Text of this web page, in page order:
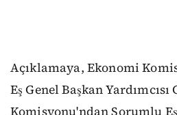
Açıklamaya, Ekonomi
Eş Genel Başkan